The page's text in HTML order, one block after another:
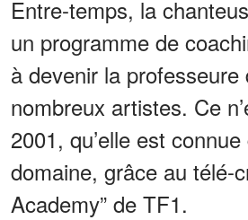
Entre-temps, la
un programme de
à devenir la
nombreux artistes. Ce
2001, qu’elle est
domaine, grâce au télé-
Academy” de TF1.